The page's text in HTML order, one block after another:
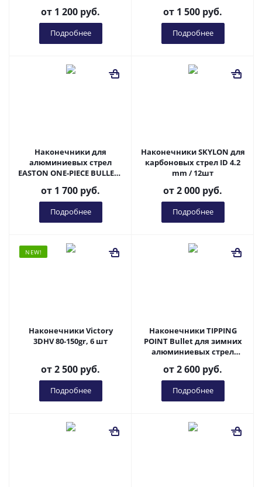
от 1 200 руб.
Подробнее
от 1 500 руб.
Подробнее
Наконечники для
алюминиевых стрел
EASTON ONE-PIECE BULLET /
от 1 700 руб.
Подробнее
Наконечники SKYLON для
карбоновых стрел ID 4.2
mm / 12шт
от2 000 руб.
Подробнее
NEW!
Наконечники Victory
3DHV 80-150gr, 6 шт
от2 500 руб.
Подробнее
Наконечники TIPPING
POINT Bullet для зимних
алюминиевых стрел
от2 600 руб.
Подробнее